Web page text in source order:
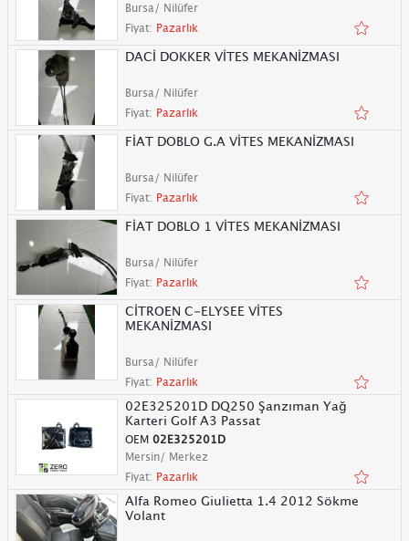
Bursa/ Nilüfer
Fiyat: Pazarlık
DACİ DOKKER VİTES MEKANİZMASI
Bursa/ Nilüfer
Fiyat: Pazarlık
FİAT DOBLO G.A VİTES MEKANİZMASI
Bursa/ Nilüfer
Fiyat: Pazarlık
FİAT DOBLO 1 VİTES MEKANİZMASI
Bursa/ Nilüfer
Fiyat: Pazarlık
CİTROEN C-ELYSEE VİTES
MEKANİZMASI
Bursa/ Nilüfer
Fiyat: Pazarlık
02E325201D DQ250 Şanzıman Yağ
Karteri Golf A3 Passat
OEM 02E325201D
Mersin/ Merkez
Fiyat: Pazarlık
Alfa Romeo Giulietta 1.4 2012 Sökme
Volant